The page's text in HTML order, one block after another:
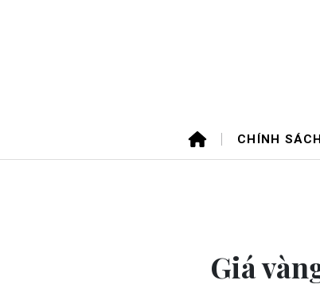
CHÍNH SÁCH
Giá